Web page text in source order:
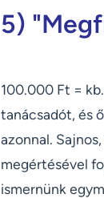
5)
100.000 Ft =
tanácsadót, és
azonnal.
megértésével
ismernünk